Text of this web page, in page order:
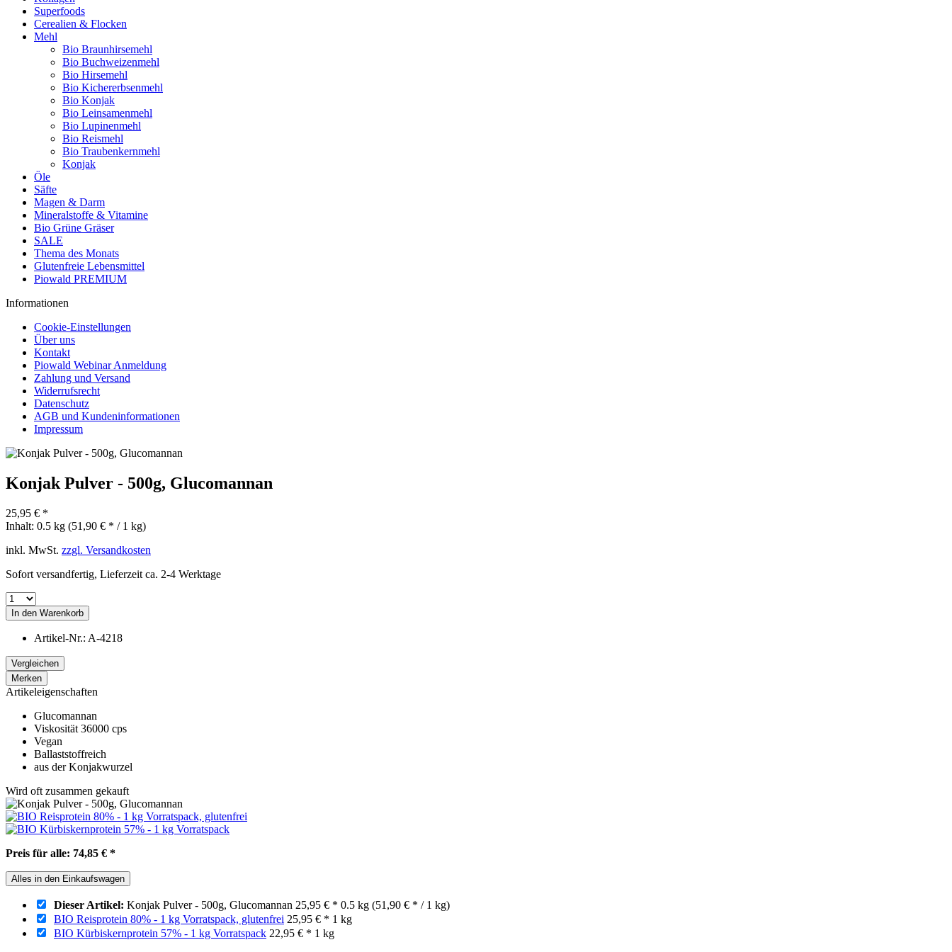
Superfoods
Cerealien & Flocken
Mehl
Bio Braunhirsemehl
Bio Buchweizenmehl
Bio Hirsemehl
Bio Kichererbsenmehl
Bio Konjak
Bio Leinsamenmehl
Bio Lupinenmehl
Bio Reismehl
Bio Traubenkernmehl
Konjak
Öle
Säfte
Magen & Darm
Mineralstoffe & Vitamine
Bio Grüne Gräser
SALE
Thema des Monats
Glutenfreie Lebensmittel
Piowald PREMIUM
Informationen
Cookie-Einstellungen
Über uns
Kontakt
Piowald Webinar Anmeldung
Zahlung und Versand
Widerrufsrecht
Datenschutz
AGB und Kundeninformationen
Impressum
Konjak Pulver - 500g, Glucomannan
25,95 € *
Inhalt: 0.5 kg (51,90 € * / 1 kg)
inkl. MwSt. zzgl. Versandkosten
Sofort versandfertig, Lieferzeit ca. 2-4 Werktage
In den Warenkorb
Artikel-Nr.: A-4218
Vergleichen
Merken
Artikeleigenschaften
Glucomannan
Viskosität 36000 cps
Vegan
Ballaststoffreich
aus der Konjakwurzel
Wird oft zusammen gekauft
Preis für alle: 74,85 € *
Alles in den Einkaufswagen
Dieser Artikel: Konjak Pulver - 500g, Glucomannan 25,95 € * 0.5 kg (51,90 € * / 1 kg)
BIO Reisprotein 80% - 1 kg Vorratspack, glutenfrei 25,95 € * 1 kg
BIO Kürbiskernprotein 57% - 1 kg Vorratspack 22,95 € * 1 kg